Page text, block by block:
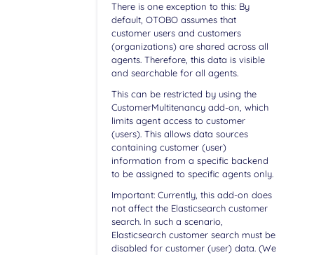
There is one exception to this: By
default, OTOBO assumes that
customer users and customers
(organizations) are shared across all
agents. Therefore, this data is visible
and searchable for all agents.
This can be restricted by using the
CustomerMultitenancy add-on, which
limits agent access to customer
(users). This allows data sources
containing customer (user)
information from a specific backend
to be assigned to specific agents only.
Important: Currently, this add-on does
not affect the Elasticsearch customer
search. In such a scenario,
Elasticsearch customer search must be
disabled for customer (user) data. (We